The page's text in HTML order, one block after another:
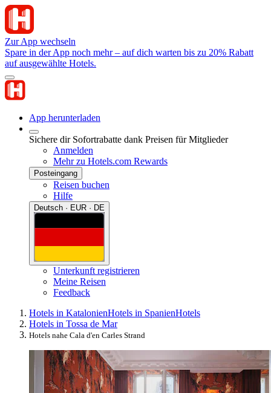
Zur App wechseln
Spare in der App noch mehr – auf dich warten bis zu 20% Rabatt
auf ausgewählte Hotels.
App herunterladen
Sichere dir Sofortrabatte dank Preisen für Mitglieder
Anmelden
Mehr zu Hotels.com Rewards
Posteingang
Reisen buchen
Hilfe
Deutsch · EUR · DE
Unterkunft registrieren
Meine Reisen
Feedback
Hotels in KatalonienHotels in SpanienHotels
Hotels in Tossa de Mar
Hotels nahe Cala d'en Carles Strand